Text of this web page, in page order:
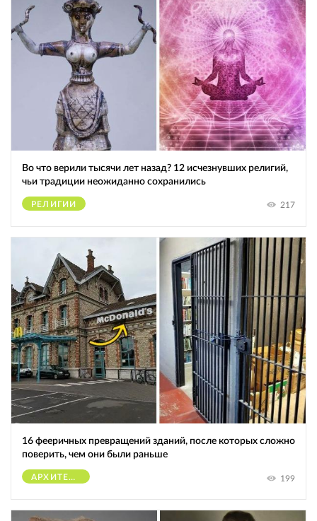
Во что верили тысячи лет назад? 12 исчезнувших религий,
чьи традиции неожиданно сохранились
РЕЛИГИИ 217
16 фееричных превращений зданий, после которых сложно
поверить, чем они были раньше
АРХИТЕКТУРА 199